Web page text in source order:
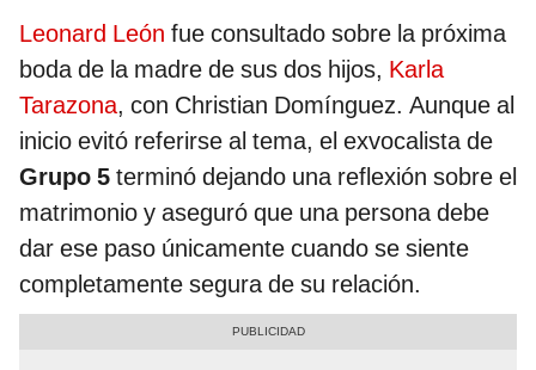
Leonard León fue consultado sobre la próxima
boda de la madre de sus dos hijos, Karla
Tarazona, con Christian Domínguez. Aunque al
inicio evitó referirse al tema, el exvocalista de
Grupo 5 terminó dejando una reflexión sobre el
matrimonio y aseguró que una persona debe
dar ese paso únicamente cuando se siente
completamente segura de su relación.